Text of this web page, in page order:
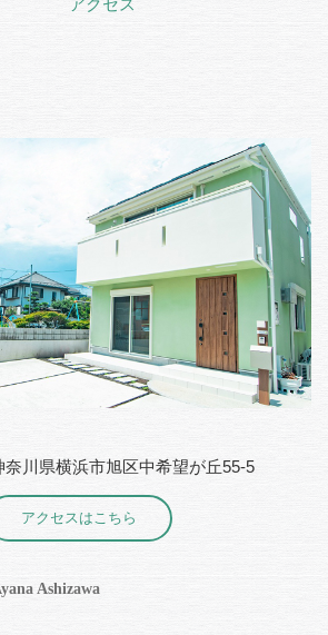
奈川県横浜市旭区中希望が丘55-5
アクセスはこちら
Ashizawa